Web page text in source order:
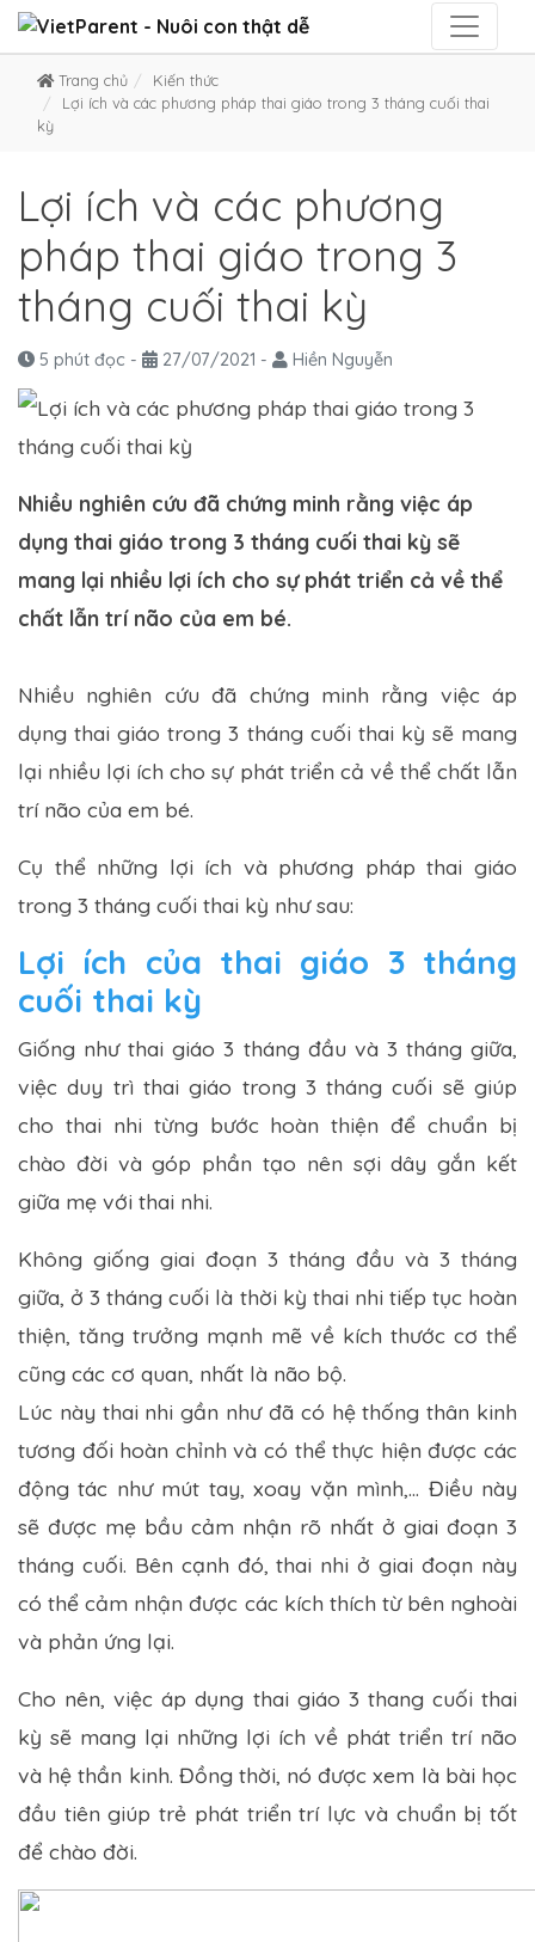
Trang chủ
Kiến thức
Lợi ích và các phương pháp thai giáo trong 3 tháng cuối thai
kỳ
Lợi ích và các phương
pháp thai giáo trong 3
tháng cuối thai kỳ
5 phút đọc - 27/07/2021 - Hiền Nguyễn
Nhiều nghiên cứu đã chứng minh rằng việc áp
dụng thai giáo trong 3 tháng cuối thai kỳ sẽ
mang lại nhiều lợi ích cho sự phát triển cả về thể
chất lẫn trí não của em bé.
Nhiều nghiên cứu đã chứng minh rằng việc áp
dụng thai giáo trong 3 tháng cuối thai kỳ sẽ mang
lại nhiều lợi ích cho sự phát triển cả về thể chất lẫn
trí não của em bé.
Cụ thể những lợi ích và phương pháp thai giáo
trong 3 tháng cuối thai kỳ như sau:
Lợi ích của thai giáo 3 tháng
cuối thai kỳ
Giống như thai giáo 3 tháng đầu và 3 tháng giữa,
việc duy trì thai giáo trong 3 tháng cuối sẽ giúp
cho thai nhi từng bước hoàn thiện để chuẩn bị
chào đời và góp phần tạo nên sợi dây gắn kết
giữa mẹ với thai nhi.
Không giống giai đoạn 3 tháng đầu và 3 tháng
giữa, ở 3 tháng cuối là thời kỳ thai nhi tiếp tục hoàn
thiện, tăng trưởng mạnh mẽ về kích thước cơ thể
cũng các cơ quan, nhất là não bộ.
Lúc này thai nhi gần như đã có hệ thống thân kinh
tương đối hoàn chỉnh và có thể thực hiện được các
động tác như mút tay, xoay vặn mình,… Điều này
sẽ được mẹ bầu cảm nhận rõ nhất ở giai đoạn 3
tháng cuối. Bên cạnh đó, thai nhi ở giai đoạn này
có thể cảm nhận được các kích thích từ bên nghoài
và phản ứng lại.
Cho nên, việc áp dụng thai giáo 3 thang cuối thai
kỳ sẽ mang lại những lợi ích về phát triển trí não
và hệ thần kinh. Đồng thời, nó được xem là bài học
đầu tiên giúp trẻ phát triển trí lực và chuẩn bị tốt
để chào đời.